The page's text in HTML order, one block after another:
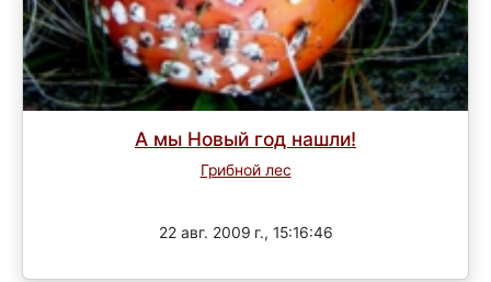
А мы Новый год нашли!
Грибной лес
22 авг. 2009 г., 15:16:46